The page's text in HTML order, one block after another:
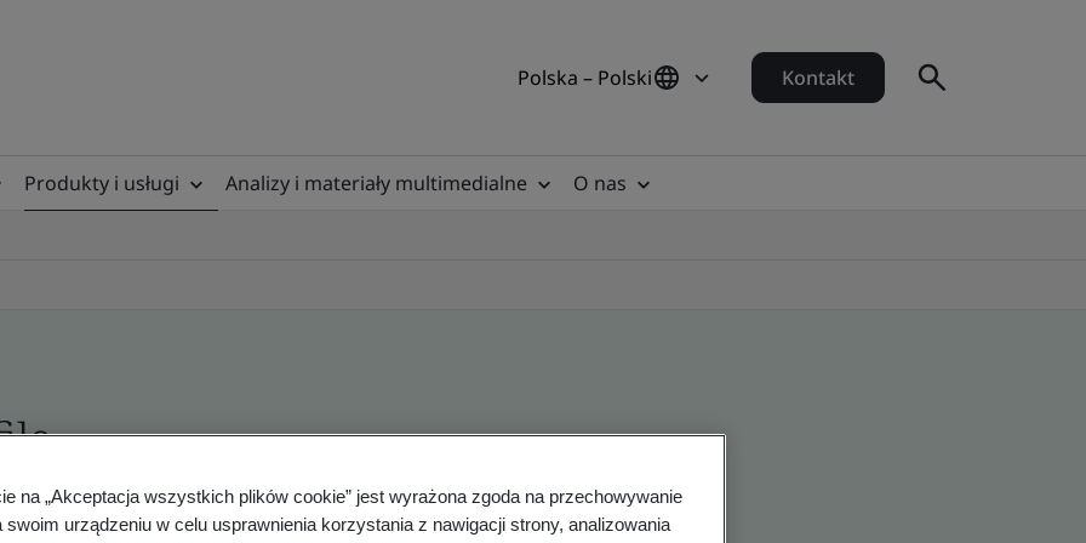
Polska – Polski Kontakt
Produkty i usługi Analizy i materiały multimedialne
O nas
- Validation and Verification
na „Akceptacja wszystkich plików cookie” jest wyrażona zgoda na przechowywanie
swoim urządzeniu w celu usprawnienia korzystania z nawigacji strony, analizowania